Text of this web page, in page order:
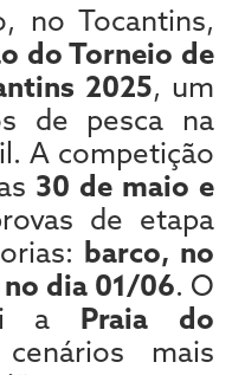
no Tocantins,
do Torneio de
2025, um
de pesca na
A competição
30 de maio e
de etapa
barco, no
dia 01/06. O
a Praia do
mais